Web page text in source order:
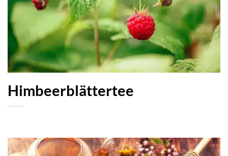
Himbeerblättertee